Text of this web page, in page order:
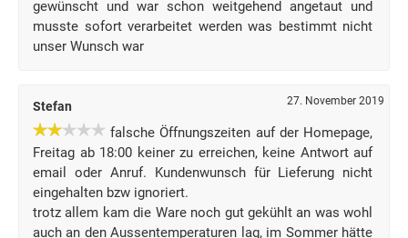
gewünscht und war schon weitgehend angetaut und
musste sofort verarbeitet werden was bestimmt nicht
unser Wunsch war
Stefan 27. November 2019
falsche Öffnungszeiten auf der Homepage,
Freitag ab 18:00 keiner zu erreichen, keine Antwort auf
email oder Anruf. Kundenwunsch für Lieferung nicht
eingehalten bzw ignoriert.
trotz allem kam die Ware noch gut gekühlt an was wohl
auch an den Aussentemperaturen lag, im Sommer hätte